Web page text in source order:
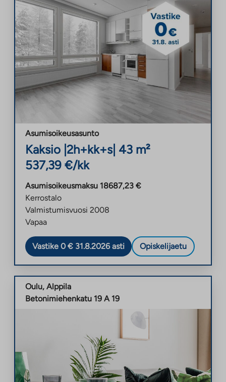
Asumisoikeusasunto
Kaksio 2h+kk+s| 43 m²
537,39 €/kk
Asumisoikeusmaksu 18687,23 €
Kerrostalo
Valmistumisvuosi 2008
Vapaa
Vastike 0 € 31.8.2026 asti Opiskelijaetu
Oulu, Alppila
Betonimiehenkatu 19 A 19